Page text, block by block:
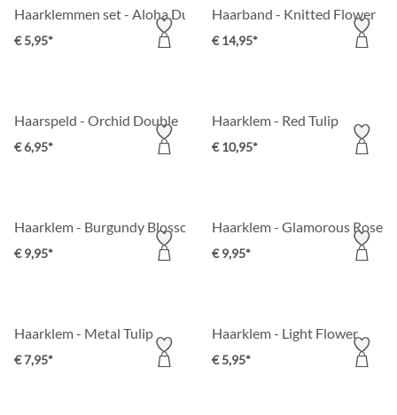
Haarklemmen set - Aloha Duo
€ 5,95*
Haarband - Knitted Flower
€ 14,95*
Haarspeld - Orchid Double
€ 6,95*
Haarklem - Red Tulip
€ 10,95*
Haarklem - Burgundy Blossom
€ 9,95*
Haarklem - Glamorous Rose
€ 9,95*
Haarklem - Metal Tulip
€ 7,95*
Haarklem - Light Flower
€ 5,95*